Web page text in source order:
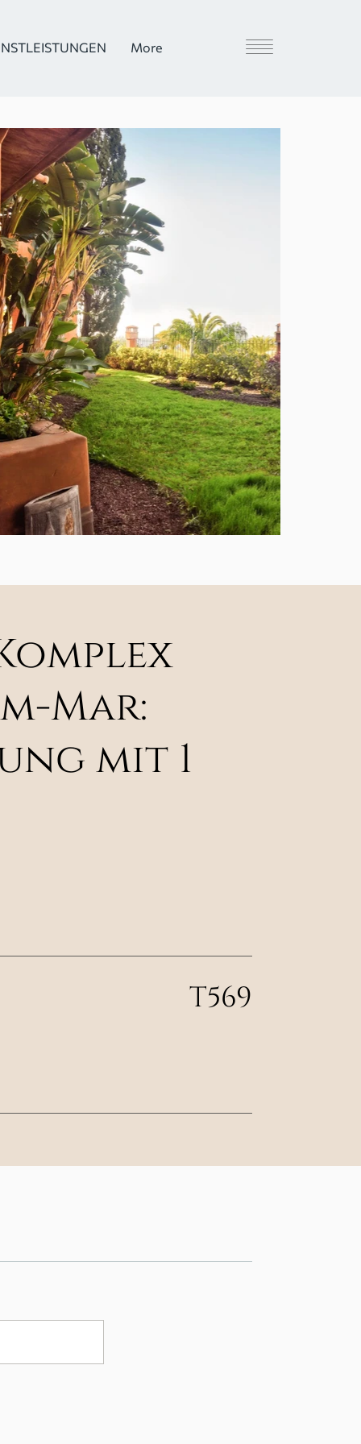
More
Mar:
mit 1
T569